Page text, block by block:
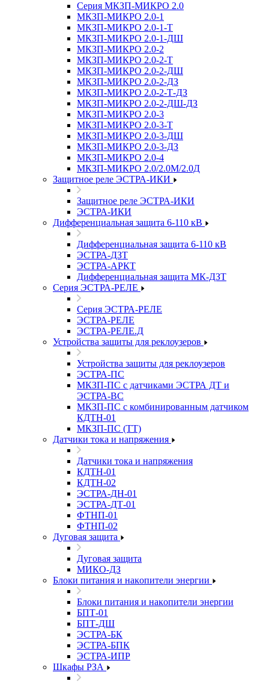
Серия МКЗП-МИКРО 2.0
МКЗП-МИКРО 2.0-1
МКЗП-МИКРО 2.0-1-Т
МКЗП-МИКРО 2.0-1-ДШ
МКЗП-МИКРО 2.0-2
МКЗП-МИКРО 2.0-2-Т
МКЗП-МИКРО 2.0-2-ДШ
МКЗП-МИКРО 2.0-2-ДЗ
МКЗП-МИКРО 2.0-2-Т-ДЗ
МКЗП-МИКРО 2.0-2-ДШ-ДЗ
МКЗП-МИКРО 2.0-3
МКЗП-МИКРО 2.0-3-Т
МКЗП-МИКРО 2.0-3-ДШ
МКЗП-МИКРО 2.0-3-ДЗ
МКЗП-МИКРО 2.0-4
МКЗП-МИКРО 2.0/2.0М/2.0Д
Защитное реле ЭСТРА-ИКИ
Защитное реле ЭСТРА-ИКИ
ЭСТРА-ИКИ
Дифференциальная защита 6-110 кВ
Дифференциальная защита 6-110 кВ
ЭСТРА-ДЗТ
ЭСТРА-АРКТ
Дифференциальная защита МК-ДЗТ
Серия ЭСТРА-РЕЛЕ
Серия ЭСТРА-РЕЛЕ
ЭСТРА-РЕЛЕ
ЭСТРА-РЕЛЕ.Д
Устройства защиты для реклоузеров
Устройства защиты для реклоузеров
ЭСТРА-ПС
МКЗП-ПС с датчиками ЭСТРА ДТ и
ЭСТРА-ВС
МКЗП-ПС с комбинированным датчиком
КДТН-01
МКЗП-ПС (ТТ)
Датчики тока и напряжения
Датчики тока и напряжения
КДТН-01
КДТН-02
ЭСТРА-ДН-01
ЭСТРА-ДТ-01
ФТНП-01
ФТНП-02
Дуговая защита
Дуговая защита
МИКО-ДЗ
Блоĸи питания и наĸопители энергии
Блоĸи питания и наĸопители энергии
БПТ-01
БПТ-ДШ
ЭСТРА-БК
ЭСТРА-БПК
ЭСТРА-ИПР
Шкафы РЗА